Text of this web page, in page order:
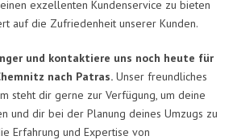
exzellenten Kundenservice zu bieten
auf die Zufriedenheit unserer Kunden.
und kontaktiere uns noch heute für
nach Patras. Unser freundliches
steht dir gerne zur Verfügung, um deine
und dir bei der Planung deines Umzugs zu
Erfahrung und Expertise von